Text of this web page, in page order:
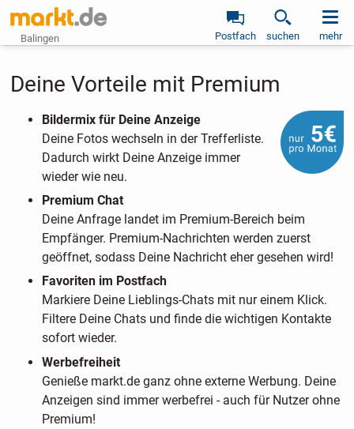
Balingen Postfach suchen mehr
Deine Vorteile mit Premium
Bildermix für Deine Anzeige
Deine Fotos wechseln in der Trefferliste.
Dadurch wirkt Deine Anzeige immer
wieder wie neu.
Premium Chat
Deine Anfrage landet im Premium-Bereich beim
Empfänger. Premium-Nachrichten werden zuerst
geöffnet, sodass Deine Nachricht eher gesehen wird!
Favoriten im Postfach
Markiere Deine Lieblings-Chats mit nur einem Klick.
Filtere Deine Chats und finde die wichtigen Kontakte
sofort wieder.
Werbefreiheit
Genieße markt.de ganz ohne externe Werbung. Deine
Anzeigen sind immer werbefrei - auch für Nutzer ohne
Premium!